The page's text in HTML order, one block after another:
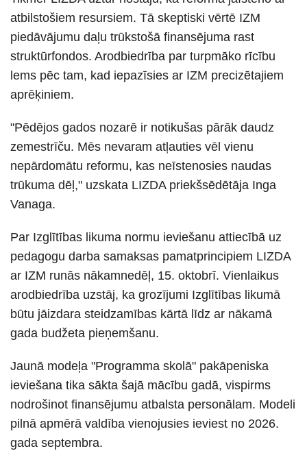
atbilstošiem resursiem. Tā skeptiski vērtē IZM
piedāvājumu daļu trūkstošā finansējuma rast
struktūrfondos. Arodbiedrība par turpmāko rīcību
lems pēc tam, kad iepazīsies ar IZM precizētajiem
aprēķiniem.
"Pēdējos gados nozarē ir notikušas pārāk daudz
zemestrīču. Mēs nevaram atļauties vēl vienu
nepārdomātu reformu, kas neīstenosies naudas
trūkuma dēļ," uzskata LIZDA priekšsēdētāja Inga
Vanaga.
Par Izglītības likuma normu ieviešanu attiecībā uz
pedagogu darba samaksas pamatprincipiem LIZDA
ar IZM runās nākamnedēļ, 15. oktobrī. Vienlaikus
arodbiedrība uzstāj, ka grozījumi Izglītības likumā
būtu jāizdara steidzamības kārtā līdz ar nākamā
gada budžeta pieņemšanu.
Jaunā modeļa "Programma skolā" pakāpeniska
ieviešana tika sākta šajā mācību gadā, vispirms
nodrošinot finansējumu atbalsta personālam. Modeli
pilnā apmērā valdība vienojusies ieviest no 2026.
gada septembra.